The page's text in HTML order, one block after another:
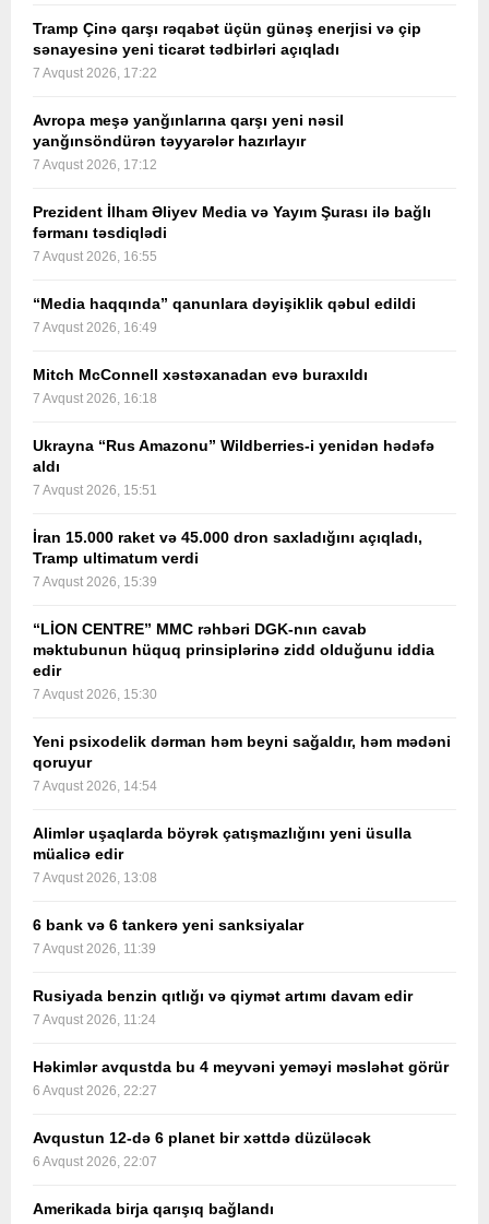
Tramp Çinə qarşı rəqabət üçün günəş enerjisi və çip
sənayesinə yeni ticarət tədbirləri açıqladı
7 Avqust 2026, 17:22
Avropa meşə yanğınlarına qarşı yeni nəsil
yanğınsöndürən təyyarələr hazırlayır
7 Avqust 2026, 17:12
Prezident İlham Əliyev Media və Yayım Şurası ilə bağlı
fərmanı təsdiqlədi
7 Avqust 2026, 16:55
“Media haqqında” qanunlara dəyişiklik qəbul edildi
7 Avqust 2026, 16:49
Mitch McConnell xəstəxanadan evə buraxıldı
7 Avqust 2026, 16:18
Ukrayna “Rus Amazonu” Wildberries-i yenidən hədəfə
aldı
7 Avqust 2026, 15:51
İran 15.000 raket və 45.000 dron saxladığını açıqladı,
Tramp ultimatum verdi
7 Avqust 2026, 15:39
“LİON CENTRE” MMC rəhbəri DGK-nın cavab
məktubunun hüquq prinsiplərinə zidd olduğunu iddia
edir
7 Avqust 2026, 15:30
Yeni psixodelik dərman həm beyni sağaldır, həm mədəni
qoruyur
7 Avqust 2026, 14:54
Alimlər uşaqlarda böyrək çatışmazlığını yeni üsulla
müalicə edir
7 Avqust 2026, 13:08
6 bank və 6 tankerə yeni sanksiyalar
7 Avqust 2026, 11:39
Rusiyada benzin qıtlığı və qiymət artımı davam edir
7 Avqust 2026, 11:24
Həkimlər avqustda bu 4 meyvəni yeməyi məsləhət görür
6 Avqust 2026, 22:27
Avqustun 12-də 6 planet bir xəttdə düzüləcək
6 Avqust 2026, 22:07
Amerikada birja qarışıq bağlandı